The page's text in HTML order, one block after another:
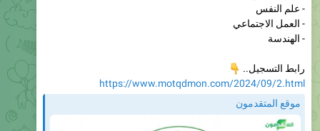
- الهندسة
رابط التسجيل..
موقع المتقدمون